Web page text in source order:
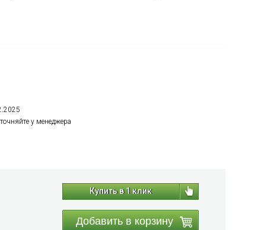
у менеджера
Купить в 1 клик
Добавить в корзину